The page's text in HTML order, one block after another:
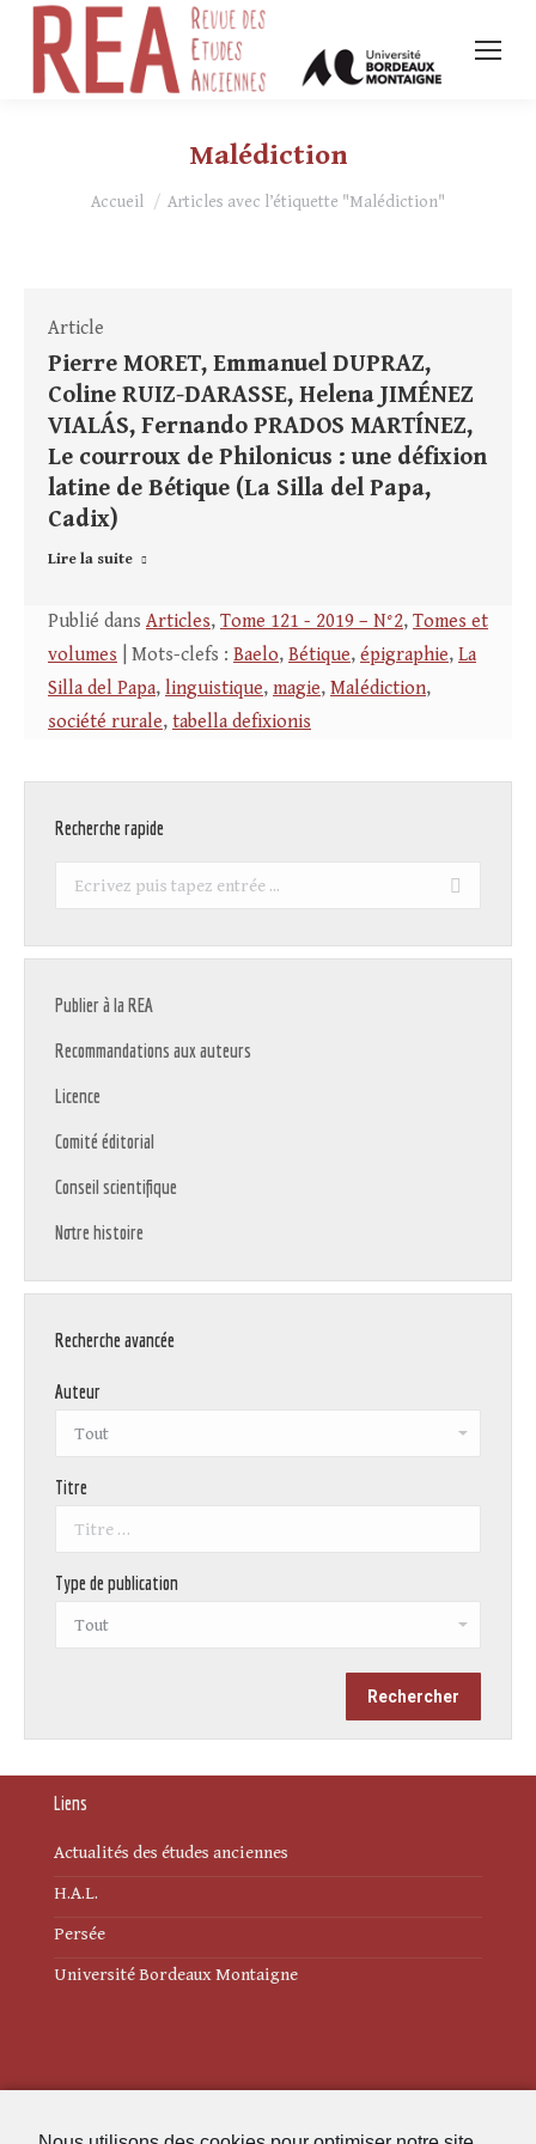
Malédiction
Vous êtes ici :
Accueil Articles avec l’étiquette "Malédiction"
Article
Pierre MORET, Emmanuel DUPRAZ,
Coline RUIZ-DARASSE, Helena JIMÉNEZ
VIALÁS, Fernando PRADOS MARTÍNEZ,
Le courroux de Philonicus : une défixion
latine de Bétique (La Silla del Papa,
Cadix)
Lire la suite
Publié dans Articles, Tome 121 - 2019 – N°2, Tomes et
volumes | Mots-clefs : Baelo, Bétique, épigraphie, La
Silla del Papa, linguistique, magie, Malédiction,
société rurale, tabella defixionis
Recherche rapide
Recherche
Publier à la REA
Recommandations aux auteurs
Licence
Comité éditorial
Conseil scientifique
Notre histoire
Recherche avancée
Auteur
Titre
Type de publication
Liens
Actualités des études anciennes
H.A.L.
Persée
Université Bordeaux Montaigne